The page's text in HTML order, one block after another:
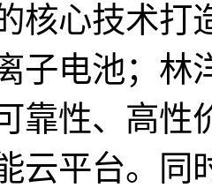
核心技术打
子电池；林
靠性、高性
云平台。同